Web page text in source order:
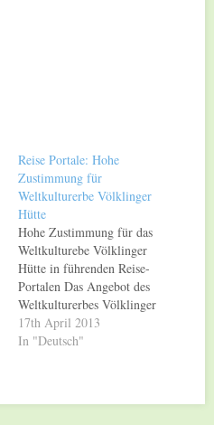
Reise Portale: Hohe
Zustimmung für
Weltkulturerbe Völklinger
Hütte
Hohe Zustimmung für das
Weltkulturebe Völklinger
Hütte in führenden Reise-
Portalen Das Angebot des
Weltkulturerbes Völklinger
Hütte wird von seinen
Besuchern durchweg positiv
17th April 2013
In "Deutsch"